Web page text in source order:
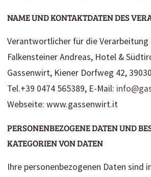
NAME UND KONTAKTDATEN DES
Verantwortlicher für die
Falkensteiner Andreas, Hotel &
Gassenwirt, Kiener Dorfweg 42,
Tel.+39 0474 565389, E-Mail:
Webseite: www.gassenwirt.it
PERSONENBEZOGENE DATEN UND
KATEGORIEN VON DATEN
Ihre personenbezogenen Daten sind